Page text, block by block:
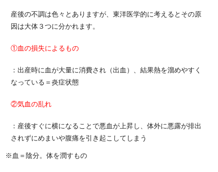
産後の不調は色々とありますが、東洋医学的に考えるとその原
因は大体３つに分かれます。
①血の損失によるもの
：出産時に血が大量に消費され（出血）、結果熱を溜めやすく
なっている＝炎症状態
②気血の乱れ
：産後すぐに横になることで悪血が上昇し、体外に悪露が排出
されずにめまいや腹痛を引き起こしてしまう
※血＝陰分。体を潤すもの